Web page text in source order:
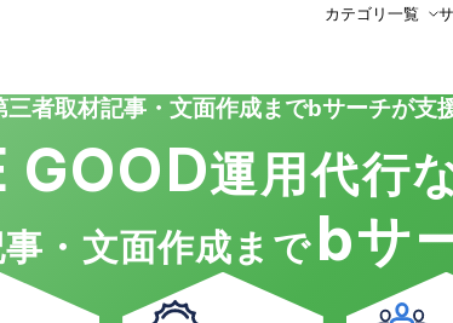
カテゴリ一覧
三者取材記事・文面作成までbサーチが支
GOOD運用代行
・文面作成まで bサ